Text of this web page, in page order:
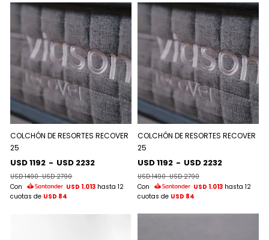
COLCHÓN DE RESORTES RECOVER
25
USD 1192 - USD 2232
USD 1490-USD 2790
Con
USD 1.013 hasta 12
cuotas de USD 84
COLCHÓN DE RESORTES RECOVER
25
USD 1192 - USD 2232
USD 1490-USD 2790
Con
USD 1.013 hasta 12
cuotas de USD 84